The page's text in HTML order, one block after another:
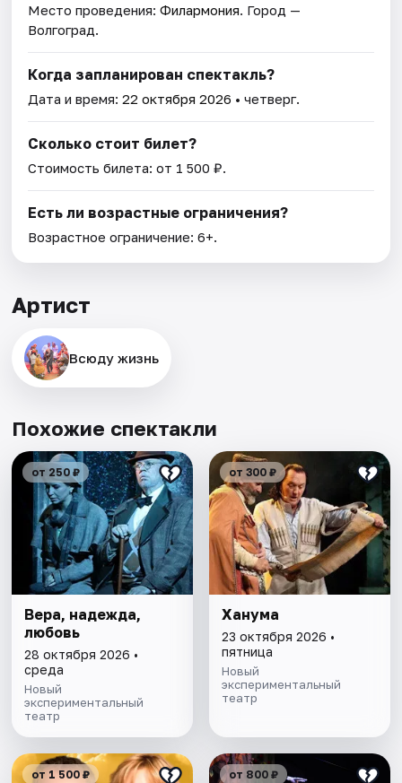
Место проведения:Филармония. Город —
Волгоград.
Когда запланирован спектакль?
Дата и время:22 октября 2026 • четверг.
Сколько стоит билет?
Стоимость билета: от 1 500 ₽.
Есть ли возрастные ограничения?
Возрастное ограничение: 6+.
Артист
Всюду жизнь
Похожие спектакли
от 250 ₽
Вера, надежда,
любовь
28 октября 2026 •
среда
Новый
экспериментальный
театр
от 300 ₽
Ханума
23 октября 2026 •
пятница
Новый
экспериментальный
театр
от 1 500 ₽ от 800 ₽